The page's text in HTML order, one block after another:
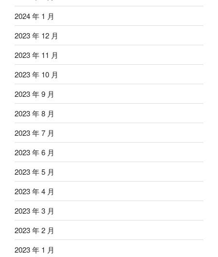
2024 年 1 月
2023 年 12 月
2023 年 11 月
2023 年 10 月
2023 年 9 月
2023 年 8 月
2023 年 7 月
2023 年 6 月
2023 年 5 月
2023 年 4 月
2023 年 3 月
2023 年 2 月
2023 年 1 月